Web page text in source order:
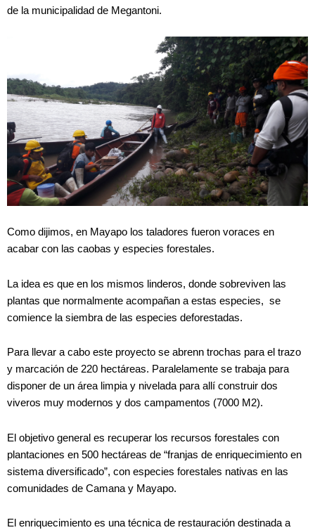
de la municipalidad de Megantoni.
Como dijimos, en Mayapo los taladores fueron voraces en
acabar con las caobas y especies forestales.
La idea es que en los mismos linderos, donde sobreviven las
plantas que normalmente acompañan a estas especies, se
comience la siembra de las especies deforestadas.
Para llevar a cabo este proyecto se abrenn trochas para el trazo
y marcación de 220 hectáreas. Paralelamente se trabaja para
disponer de un área limpia y nivelada para allí construir dos
viveros muy modernos y dos campamentos (7000 M2).
El objetivo general es recuperar los recursos forestales con
plantaciones en 500 hectáreas de “franjas de enriquecimiento en
sistema diversificado”, con especies forestales nativas en las
comunidades de Camana y Mayapo.
El enriquecimiento es una técnica de restauración destinada a